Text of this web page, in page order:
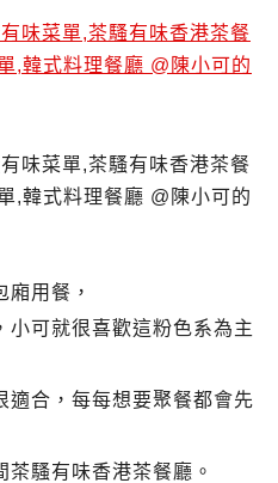
用餐，
小可就很喜歡這粉色系為主
適合，每每想要聚餐都會先
騷有味香港茶餐廳。